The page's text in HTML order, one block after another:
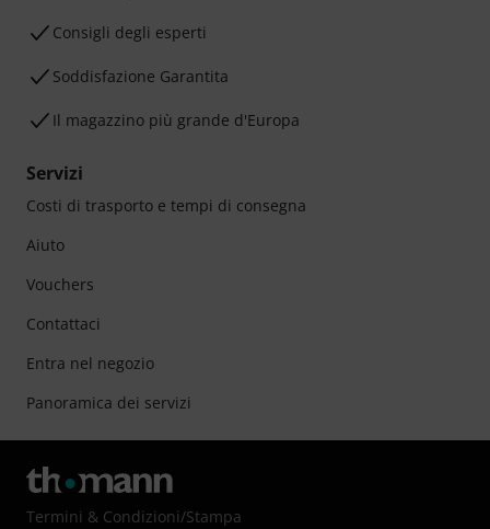
Consigli degli esperti
Soddisfazione Garantita
Il magazzino più grande d'Europa
Servizi
Costi di trasporto e tempi di consegna
Aiuto
Vouchers
Contattaci
Entra nel negozio
Panoramica dei servizi
Termini & Condizioni/Stampa